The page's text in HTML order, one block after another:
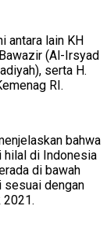
antara lain KH
(Al-Irsyad
serta H.
RI.
bahwa
hilal di Indonesia
di bawah
sesuai dengan
2021.